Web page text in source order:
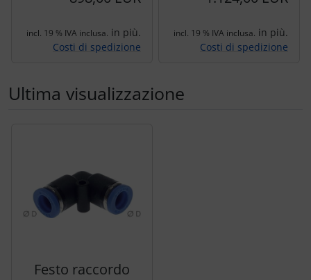
incl. 19 % IVA inclusa. in più.
Costi di spedizione
incl. 19 % IVA inclusa. in più.
Costi di spedizione
Ultima visualizzazione
Festo raccordo